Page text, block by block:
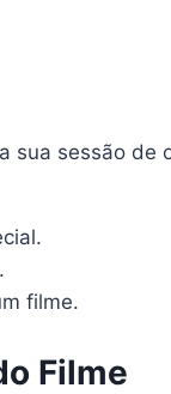
sessão de
filme.
Filme